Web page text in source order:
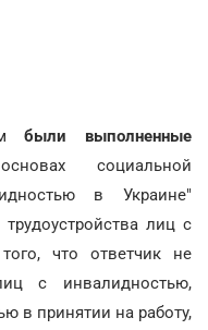
были выполненные
социальной
в Украине"
лиц с
что ответчик не
с инвалидностью,
в принятии на работу,